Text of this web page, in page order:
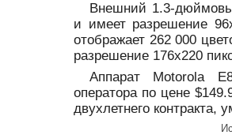
Внешний 1.3-
и имеет разрешение
отображает 262 000
разрешение 176x220
Аппарат Motorola
оператора по цене
двухлетнего контракта,